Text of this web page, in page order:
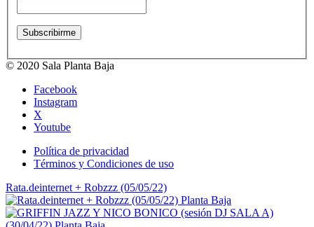
© 2020 Sala Planta Baja
Facebook
Instagram
X
Youtube
Política de privacidad
Términos y Condiciones de uso
Rata.deinternet + Robzzz (05/05/22)